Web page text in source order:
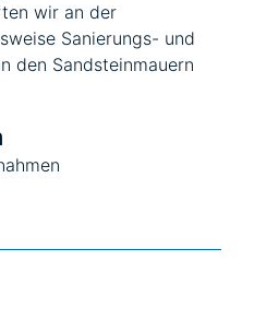
wir an der
Sanierungs- und
den Sandsteinmauern